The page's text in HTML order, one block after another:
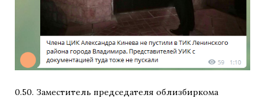
0.50. Заместитель председателя облизбиркома